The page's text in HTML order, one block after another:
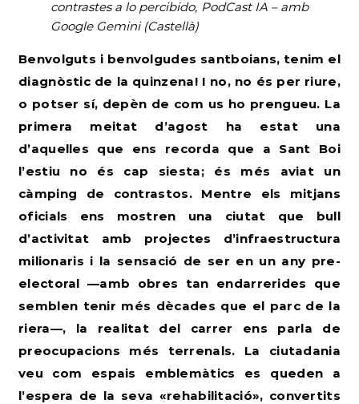
contrastes a lo percibido, PodCast IA – amb
Google Gemini (Castellà)
Benvolguts i benvolgudes santboians, tenim el
diagnòstic de la quinzena! I no, no és per riure,
o potser sí, depèn de com us ho prengueu. La
primera meitat d’agost ha estat una
d’aquelles que ens recorda que a Sant Boi
l’estiu no és cap siesta; és més aviat un
càmping de contrastos. Mentre els mitjans
oficials ens mostren una ciutat que bull
d’activitat amb projectes d’infraestructura
milionaris i la sensació de ser en un any pre-
electoral —amb obres tan endarrerides que
semblen tenir més dècades que el parc de la
riera—, la realitat del carrer ens parla de
preocupacions més terrenals. La ciutadania
veu com espais emblemàtics es queden a
l’espera de la seva «rehabilitació», convertits